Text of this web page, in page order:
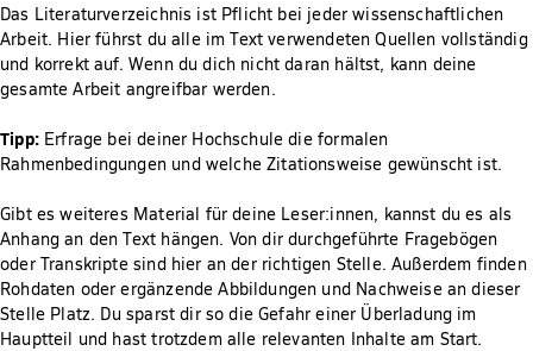
Das Literaturverzeichnis ist Pflicht bei jeder wissenschaftlichen
Arbeit. Hier führst du alle im Text verwendeten Quellen vollständig
und korrekt auf. Wenn du dich nicht daran hältst, kann deine
gesamte Arbeit angreifbar werden.
Tipp:Erfrage bei deiner Hochschule die formalen
Rahmenbedingungen und welche Zitationsweise gewünscht ist.
Gibt es weiteres Material für deine Leser:innen, kannst du es als
Anhang an den Text hängen. Von dir durchgeführte Fragebögen
oder Transkripte sind hier an der richtigen Stelle. Außerdem finden
Rohdaten oder ergänzende Abbildungen und Nachweise an dieser
Stelle Platz. Du sparst dir so die Gefahr einer Überladung im
Hauptteil und hast trotzdem alle relevanten Inhalte am Start.